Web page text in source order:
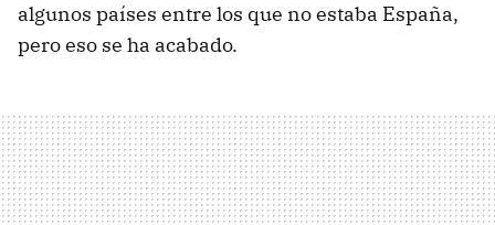
algunos países entre los que no estaba España,
pero eso se ha acabado.